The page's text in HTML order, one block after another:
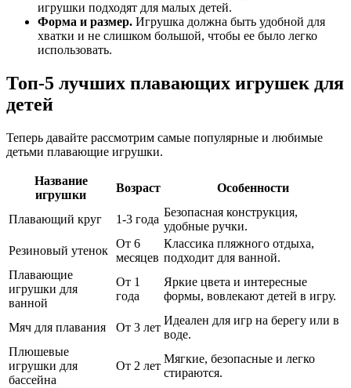
игрушки подходят для малых детей.
Форма и размер. Игрушка должна быть удобной для
хватки и не слишком большой, чтобы ее было легко
использовать.
Топ-5 лучших плавающих игрушек для
детей
Теперь давайте рассмотрим самые популярные и любимые
детьми плавающие игрушки.
Название
игрушки
Возраст Особенности
Плавающий круг 1-3 года
Безопасная конструкция,
удобные ручки.
Резиновый утенок
От 6
месяцев
Классика пляжного отдыха,
подходит для ванной.
Плавающие
игрушки для
ванной
От 1
года
Яркие цвета и интересные
формы, вовлекают детей в игру.
Мяч для плавания От 3 лет
Идеален для игр на берегу или в
воде.
Плюшевые
игрушки для
бассейна
От 2 лет
Мягкие, безопасные и легко
стираются.